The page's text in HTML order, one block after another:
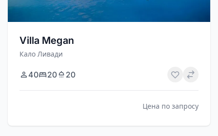
Villa Megan
Кало Ливади
40 20 20
Цена по запросу